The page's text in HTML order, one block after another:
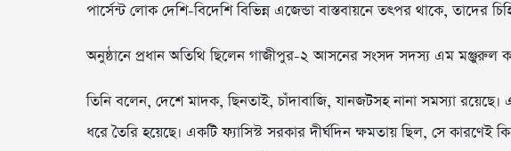
পার্সেন্ট লোক দেশি-বিদেশি বিভিন্ন এজেন্ডা বাস্তবায়নে তৎপর থাকে, তাদের
অনুষ্ঠানে প্রধান অতিথি ছিলেন গাজীপুর-২ আসনের সংসদ সদস্য এম মঞ্জুরুল
তিনি বলেন, দেশে মাদক, ছিনতাই, চাঁদাবাজি, যানজটসহ নানা সমস্যা
ধরে তৈরি হয়েছে। একটি ফ্যাসিস্ট সরকার দীর্ঘদিন ক্ষমতায় ছিল, সে